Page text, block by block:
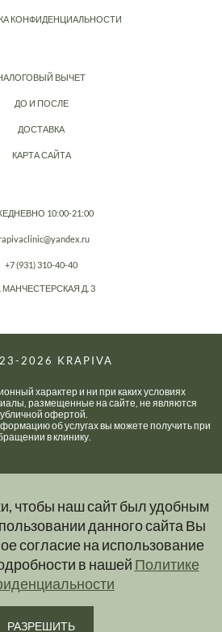
чтобы наш сайт был удобным
данного сайта Вы
согласие на использование
в нашей Политике
РАЗРЕШИТЬ
КОНФИДЕНЦИАЛЬНОСТИ
ВЫЧЕТ
ДО И ПОСЛЕ
ДОСТАВКА
КАРТА САЙТА
10:00-21:00
+7 (931) 310-40-40
МАНЧЕСТЕРСКАЯ Д. 3
2026 KRAPIVA
характер и ни при каких условиях
размещенные на сайте, не являются
офертой.
об услугах вы можете получить при
в клинику.